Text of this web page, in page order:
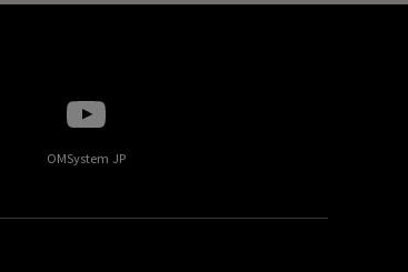
OMSystem JP